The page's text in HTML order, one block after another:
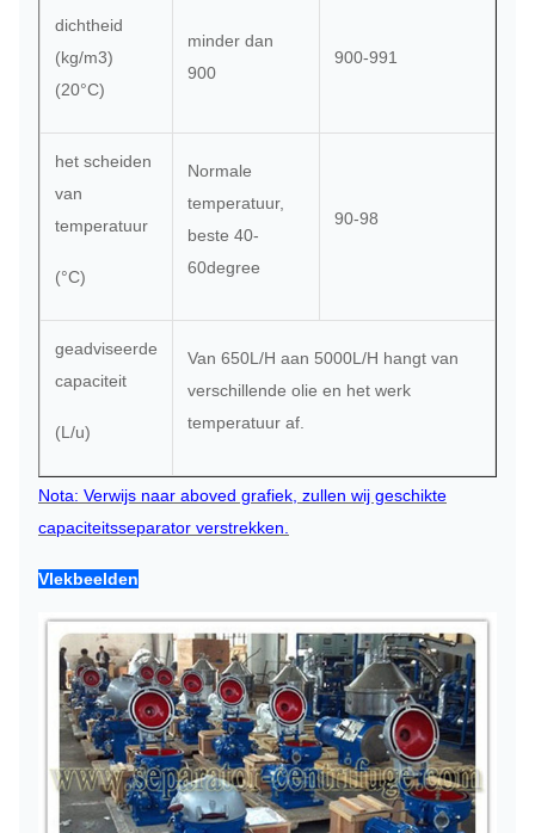
dichtheid
(kg/m3)
(20°C)
minder dan
900
900-991
het scheiden
van
temperatuur
(°C)
Normale
temperatuur,
beste 40-
60degree
90-98
geadviseerde
capaciteit
(L/u)
Van 650L/H aan 5000L/H hangt van
verschillende olie en het werk
temperatuur af.
Nota: Verwijs naar aboved grafiek, zullen wij geschikte
capaciteitsseparator verstrekken.
Vlekbeelden